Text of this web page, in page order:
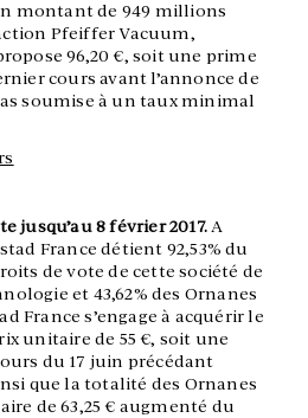
montant de 949 millions
Pfeiffer Vacuum,
96,20 €, soit une prime
cours avant l’annonce de
soumise à un taux minimal
jusqu’au 8 février 2017. A
France détient 92,53% du
de vote de cette société de
et 43,62% des Ornanes
France s’engage à acquérir le
unitaire de 55 €, soit une
du 17 juin précédant
que la totalité des Ornanes
de 63,25 € augmenté du